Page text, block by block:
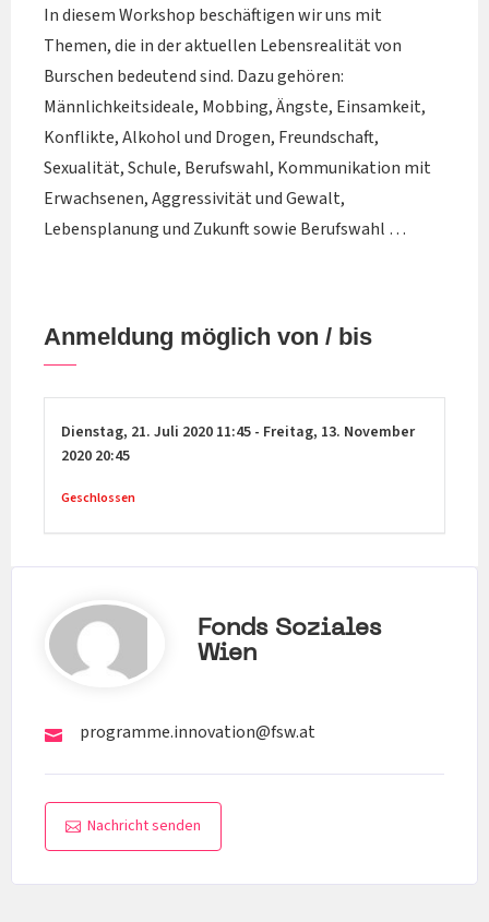
In diesem Workshop beschäftigen wir uns mit
Themen, die in der aktuellen Lebensrealität von
Burschen bedeutend sind. Dazu gehören:
Männlichkeitsideale, Mobbing, Ängste, Einsamkeit,
Konflikte, Alkohol und Drogen, Freundschaft,
Sexualität, Schule, Berufswahl, Kommunikation mit
Erwachsenen, Aggressivität und Gewalt,
Lebensplanung und Zukunft sowie Berufswahl …
Anmeldung möglich von / bis
Dienstag, 21. Juli 2020 11:45 - Freitag, 13. November
2020 20:45
Geschlossen
Fonds Soziales
Wien
programme.innovation@fsw.at
Nachricht senden